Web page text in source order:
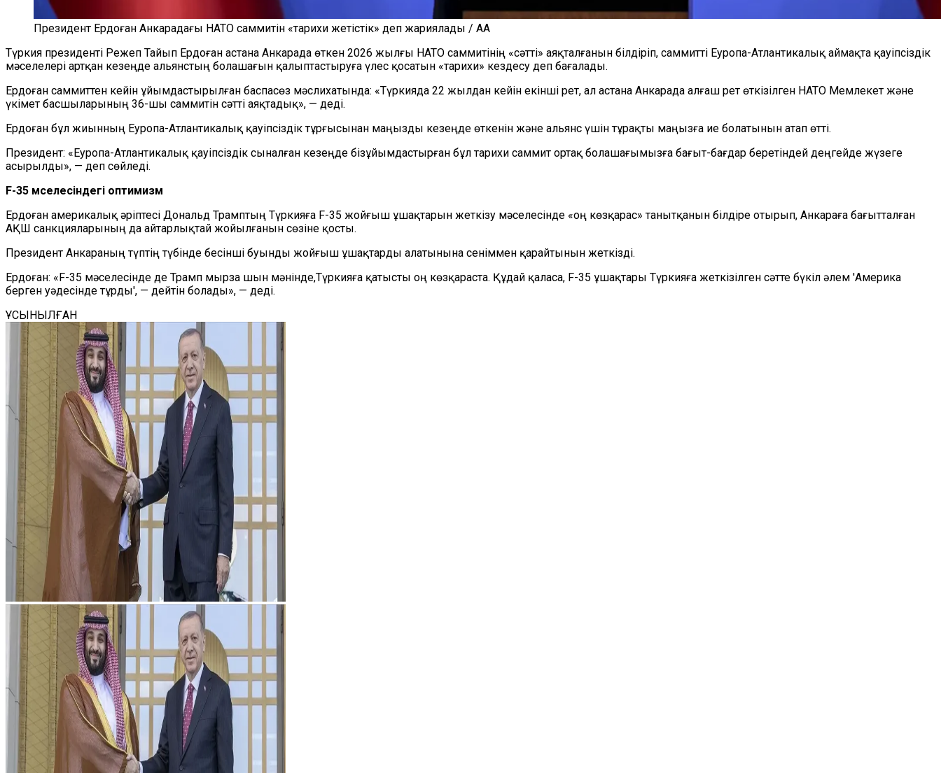
Президент Ердоған Анкарадағы НАТО саммитін «тарихи жетістік» деп жариялады / AA
Түркия президенті Режеп Тайып Ердоған астана Анкарада өткен 2026 жылғы НАТО саммитінің «сәтті» аяқталғанын білдіріп, саммитті Еуропа-Атлантикалық аймақта қауіпсіздік
мәселелері артқан кезеңде альянстың болашағын қалыптастыруға үлес қосатын «тарихи» кездесу деп бағалады.
Ердоған саммиттен кейін ұйымдастырылған баспасөз мәслихатында: «Түркияда 22 жылдан кейін екінші рет, ал астана Анкарада алғаш рет өткізілген НАТО Мемлекет және
үкімет басшыларының 36-шы саммитін сәтті аяқтадық», — деді.
Ердоған бұл жиынның Еуропа-Атлантикалық қауіпсіздік тұрғысынан маңызды кезеңде өткенін және альянс үшін тұрақты маңызға ие болатынын атап өтті.
Президент: «Еуропа-Атлантикалық қауіпсіздік сыналған кезеңде бізұйымдастырған бұл тарихи саммит ортақ болашағымызға бағыт-бағдар беретіндей деңгейде жүзеге
асырылды», — деп сөйледі.
F-35 мәселесіндегі оптимизм
Ердоған америкалық әріптесі Дональд Трамптың Түркияға F-35 жойғыш ұшақтарын жеткізу мәселесінде «оң көзқарас» танытқанын білдіре отырып, Анкараға бағытталған
АҚШ санкцияларының да айтарлықтай жойылғанын сөзіне қосты.
Президент Анкараның түптің түбінде бесінші буынды жойғыш ұшақтарды алатынына сеніммен қарайтынын жеткізді.
Ердоған: «F-35 мәселесінде де Трамп мырза шын мәнінде,Түркияға қатысты оң көзқараста. Құдай қаласа, F-35 ұшақтары Түркияға жеткізілген сәтте бүкіл әлем 'Америка
берген уәдесінде тұрды', — дейтін болады», — деді.
ҰСЫНЫЛҒАН